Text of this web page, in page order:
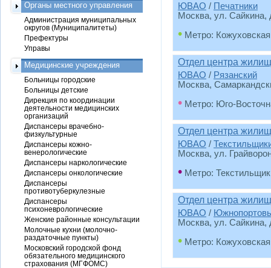
ЮВАО / Печатники
Москва, ул. Сайкина,
• Метро: Кожуховская
Отдел центра
ЮВАО / Рязанский
Москва,
• Метро: Юго-
Отдел центра
ЮВАО /
Москва, ул.
• Метро:
Отдел центра
ЮВАО /
Москва, ул. Сайкина,
• Метро: Кожуховская
Органы местного управления
Администрация муниципальных
округов (Муниципалитеты)
Префектуры
Управы
Медицинские учреждения
Больницы городские
Больницы детские
Дирекция по координации
деятельности медицинских
организаций
Диспансеры врачебно-
физкультурные
Диспансеры кожно-
венерологические
Диспансеры наркологические
Диспансеры онкологические
Диспансеры
противотуберкулезные
Диспансеры
психоневрологические
Женские районные консультации
Молочные кухни (молочно-
раздаточные пункты)
Московский городской фонд
обязательного медицинского
страхования (МГФОМС)